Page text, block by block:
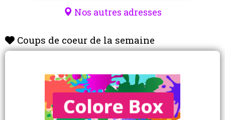
Nos autres adresses
Coups de coeur de la semaine